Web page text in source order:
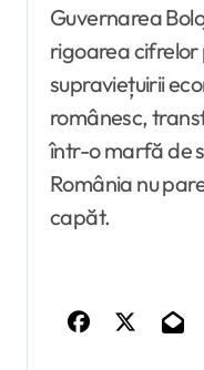
Guvernarea
rigoarea cifrelor
supraviețuirii
românesc,
într-o marfă de
România nu
capăt.